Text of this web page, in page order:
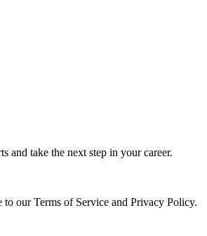
and take the next step in your career.
our Terms of Service and Privacy Policy.